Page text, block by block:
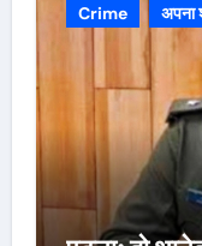
Crime अपना